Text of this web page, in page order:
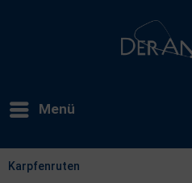
Menü
Karpfenruten